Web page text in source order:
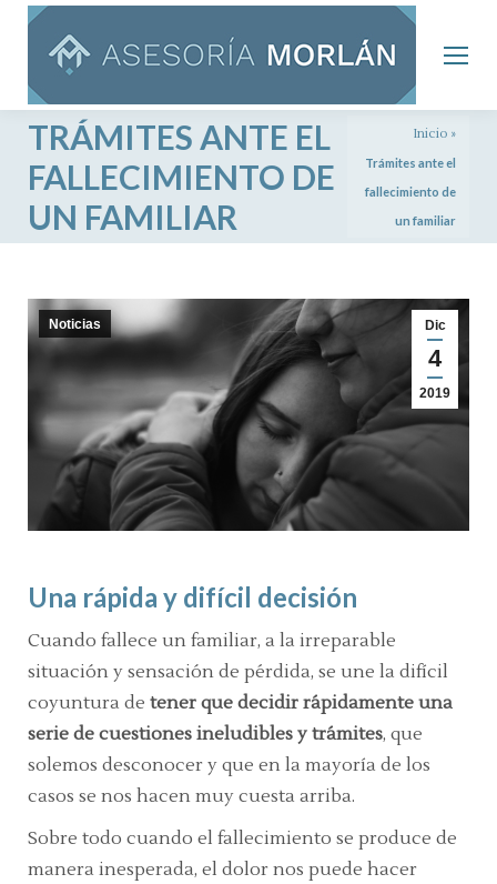
TRÁMITES ANTE EL
FALLECIMIENTO DE
UN FAMILIAR
Inicio »
Trámites ante el
fallecimiento de
un familiar
Dic
4
2019
Noticias
Una rápida y difícil decisión
Cuando fallece un familiar, a la irreparable
situación y sensación de pérdida, se une la difícil
coyuntura de tener que decidir rápidamente una
serie de cuestiones ineludibles y trámites, que
solemos desconocer y que en la mayoría de los
casos se nos hacen muy cuesta arriba.
Sobre todo cuando el fallecimiento se produce de
manera inesperada, el dolor nos puede hacer